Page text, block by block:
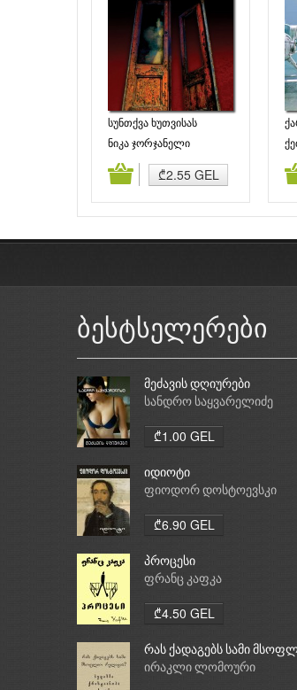
სუნთქვა ხუთვისას
ნიკა ჯორჯანელი
₾2.55 GEL
კალათაში დამატება
ბესტსელერები
მეძავის დღიურები
სანდრო საყვარელიძე
₾1.00 GEL
იდიოტი
ფიოდორ დოსტოევსკი
₾6.90 GEL
პროცესი
ფრანც კაფკა
₾4.50 GEL
რას ქადაგებს სამი
რელიგია: ბუდიზმი,
ირაკლი ლომოური